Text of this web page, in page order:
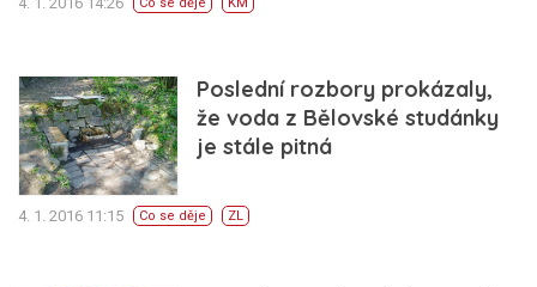
Co se děje KM
Poslední rozbory prokázaly,
že voda z Bělovské studánky
je stále pitná
4. 1. 2016 11:15 Co se děje ZL